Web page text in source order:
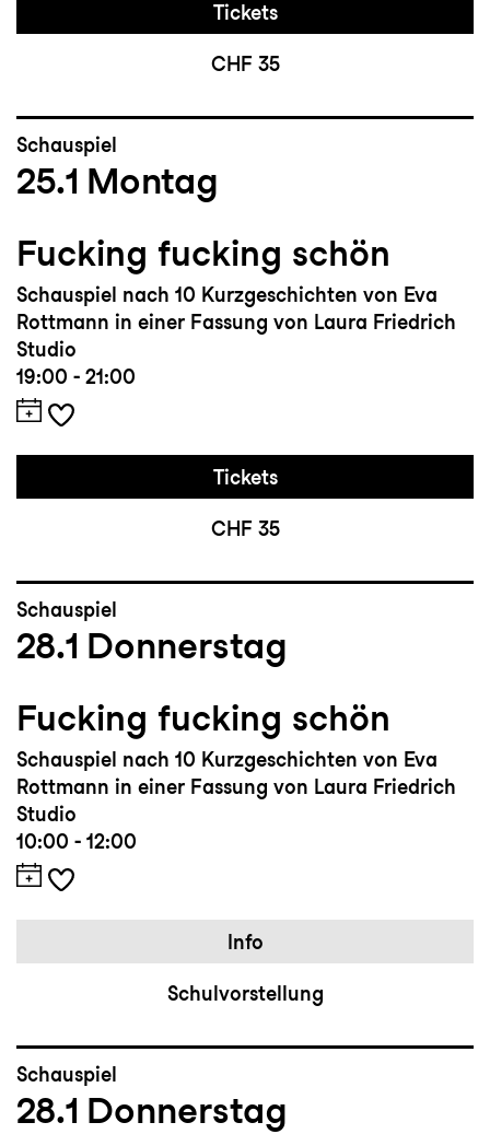
Tickets
CHF 35
Schauspiel
25.1 Montag
Fucking fucking schön
Schauspiel nach 10 Kurzgeschichten von Eva
Rottmann in einer Fassung von Laura Friedrich
Studio
19:00 - 21:00
Tickets
CHF 35
Schauspiel
28.1 Donnerstag
Fucking fucking schön
Schauspiel nach 10 Kurzgeschichten von Eva
Rottmann in einer Fassung von Laura Friedrich
Studio
10:00 - 12:00
Info
Schulvorstellung
Schauspiel
28.1 Donnerstag